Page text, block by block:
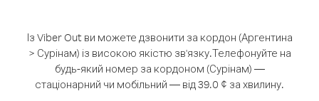
Із Viber Out ви можете дзвонити за кордон (Аргентина
> Сурінам) із високою якістю зв'язку.Телефонуйте на
будь-який номер за кордоном (Сурінам) —
стаціонарний чи мобільний — від 39.0 ¢ за хвилину.